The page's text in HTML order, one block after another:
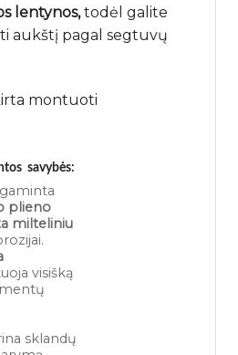
lentynos,todėl galite
aukštį pagal segtuvų
montuoti
savybės:
plieno
milteliniu
visišką
sklandų